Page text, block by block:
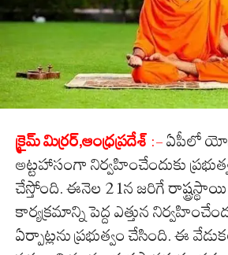
క్రైమ్ మిర్రర్,ఆంధ్రప్రదేశ్ :- ఏపీలో
అట్టహాసంగా నిర్వహించేందుకు
చేస్తోంది. ఈనెల 21న జరిగే
కార్యక్రమాన్ని పెద్ద ఎత్తున
ఏర్పాట్లను ప్రభుత్వం చేసింది. ఈ